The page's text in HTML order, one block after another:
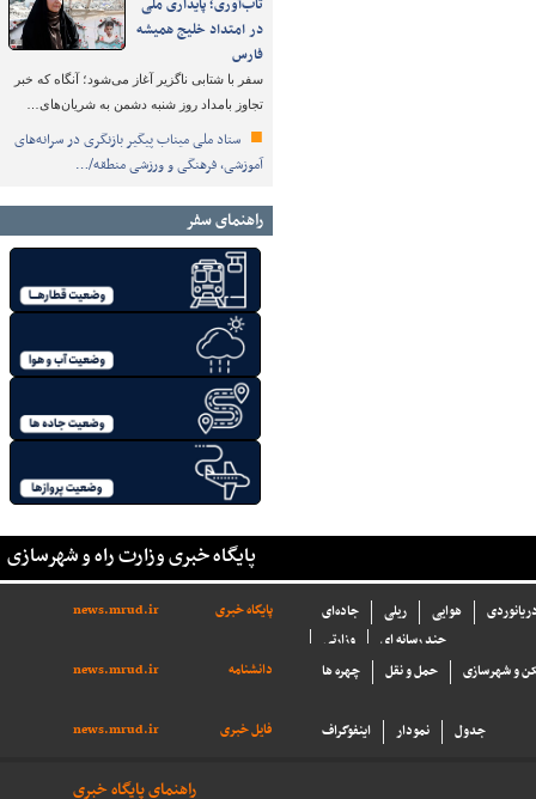
تاب‌آوری؛ پایداری ملی
در امتداد خلیج همیشه
فارس
سفر با شتابی ناگزیر آغاز می‌شود؛ آنگاه که خبر
تجاوز بامداد روز شنبه دشمن به شریان‌های…
ستاد ملی میناب پیگیر بازنگری در سرانه‌های
آموزشی، فرهنگی و ورزشی منطقه/…
راهنمای سفر
پایگاه خبری وزارت راه و شهرسازی
پایگاه خبری news.mrud.ir جاده‌ای ریلی هوایی
وزارتی
چند رسانه ای
دانشنامه
news.mrud.ir چهره ها حمل و نقل و شهرسازی
فایل خبری news.mrud.ir اینفوگراف نمودار جدول
راهنمای پایگاه خبری